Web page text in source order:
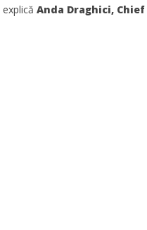
explică Anda Draghici,